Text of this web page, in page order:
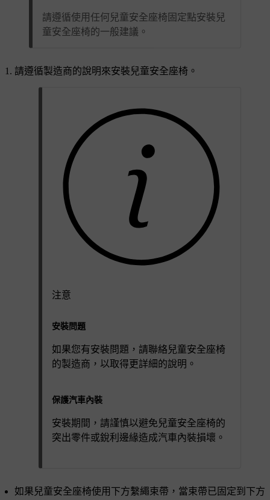
請遵循使用任何兒童安全座椅固定點安裝兒
童安全座椅的一般建議。
請遵循製造商的說明來安裝兒童安全座椅。
注意
安裝問題
如果您有安裝問題，請聯絡兒童安全座椅
的製造商，以取得更詳細的說明。
保護汽車內裝
安裝期間，請謹慎以避免兒童安全座椅的
突出零件或銳利邊緣造成汽車內裝損壞。
如果兒童安全座椅使用下方繫繩束帶，當束帶已固定到下方